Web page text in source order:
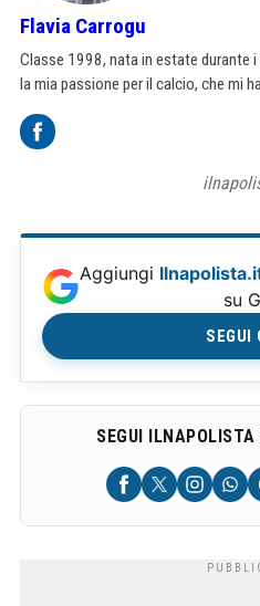
Flavia Carrogu
Classe 1998, nata in estate durante
la mia passione per il calcio, che mi
Aggiungi
su
SEGUI
SEGUI